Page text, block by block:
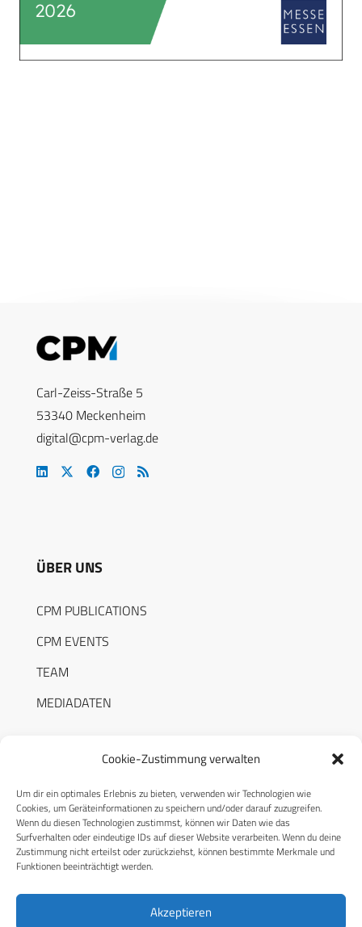
Cookie-Zustimmung verwalten
Um dir ein optimales Erlebnis zu bieten, verwenden wir Technologien wie
Cookies, um Geräteinformationen zu speichern und/oder darauf zuzugreifen.
Wenn du diesen Technologien zustimmst, können wir Daten wie das
Surfverhalten oder eindeutige IDs auf dieser Website verarbeiten. Wenn du deine
Zustimmung nicht erteilst oder zurückziehst, können bestimmte Merkmale und
Funktionen beeinträchtigt werden.
Akzeptieren
Carl-Zeiss-Straße 5
53340 Meckenheim
digital@cpm-verlag.de
ÜBER UNS
CPM PUBLICATIONS
CPM EVENTS
TEAM
MEDIADATEN
RECHTLICHES
Datenschutzerklärung
Cookie-Richtlinie (EU)